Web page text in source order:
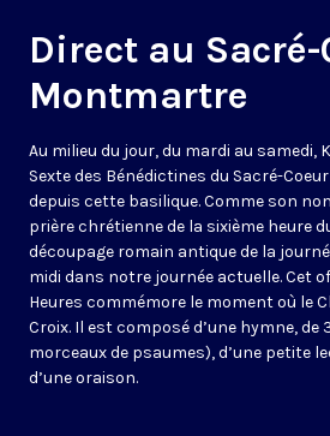
Direct au Sacré-
Montmartre
Au milieu du jour, du mardi au samedi,
Sexte des Bénédictines du Sacré-
depuis cette basilique. Comme son
prière chrétienne de la sixième heure
découpage romain antique de la
midi dans notre journée actuelle. Cet
Heures commémore le moment où le
Croix. Il est composé d’une hymne, de
morceaux de psaumes), d’une petite
d’une oraison.